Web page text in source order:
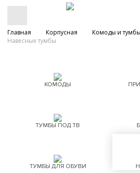
Главная Корпусная
Комоды и тумбы
Навесные тумбы
КОМОДЫ
ТУМБЫ ПОД ТВ
ТУМБЫ ДЛЯ ОБУВИ